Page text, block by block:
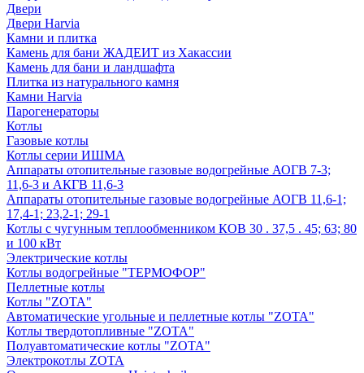
Двери
Двери Harvia
Камни и плитка
Камень для бани ЖАДЕИТ из Хакассии
Камень для бани и ландшафта
Плитка из натурального камня
Камни Harvia
Парогенераторы
Котлы
Газовые котлы
Котлы серии ИШМА
Аппараты отопительные газовые водогрейные АОГВ 7-3;
11,6-3 и АКГВ 11,6-3
Аппараты отопительные газовые водогрейные АОГВ 11,6-1;
17,4-1; 23,2-1; 29-1
Котлы с чугунным теплообменником КОВ 30 . 37,5 . 45; 63; 80
и 100 кВт
Электрические котлы
Котлы водогрейные "ТЕРМОФОР"
Пеллетные котлы
Котлы "ZOTA"
Автоматические угольные и пеллетные котлы "ZOTA"
Котлы твердотопливные "ZOTA"
Полуавтоматические котлы "ZOTA"
Электрокотлы ZOTA